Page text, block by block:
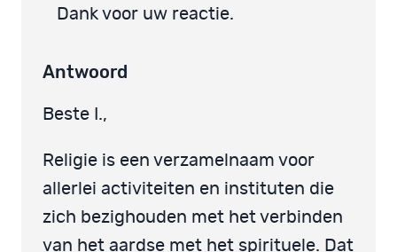
Dank voor uw reactie.
Antwoord
Beste I.,
Religie is een verzamelnaam voor
allerlei activiteiten en instituten die
zich bezighouden met het verbinden
van het aardse met het spirituele. Dat